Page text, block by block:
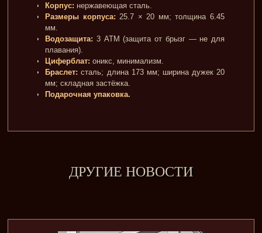
Корпус: нержавеющая сталь.
Размеры корпуса: 25.7 × 20 мм; толщина 6.45
мм.
Водозащита: 3 ATM (защита от брызг — не для
плавания).
Циферблат: оникс, минимализм.
Браслет: сталь; длина 173 мм; ширина дужек 20
мм; складная застёжка.
Подарочная упаковка.
ДРУГИЕ НОВОСТИ